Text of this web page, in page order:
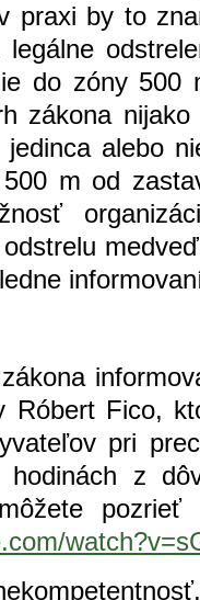
praxi by to
do zóny 500
zákona
alebo
m od
Róbert Fico,
pri
z
pozrieť